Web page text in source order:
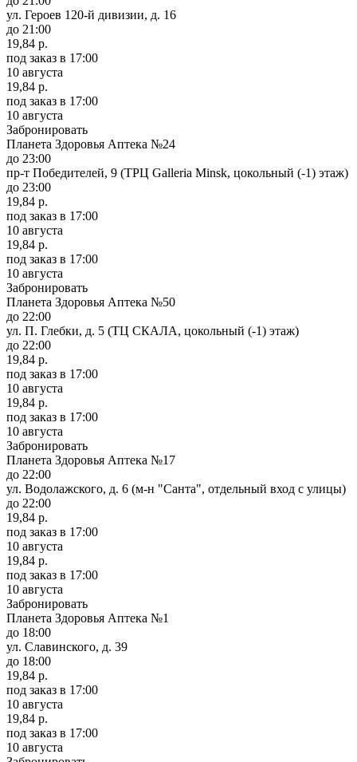
ул. Героев 120-й дивизии, д. 16
до 21:00
19,84 р.
под заказ в 17:00
10 августа
19,84 р.
под заказ в 17:00
10 августа
Забронировать
Планета Здоровья Аптека №24
до 23:00
пр-т Победителей, 9 (ТРЦ Galleria Minsk, цокольный (-1) этаж)
до 23:00
19,84 р.
под заказ в 17:00
10 августа
19,84 р.
под заказ в 17:00
10 августа
Забронировать
Планета Здоровья Аптека №50
до 22:00
ул. П. Глебки, д. 5 (ТЦ СКАЛА, цокольный (-1) этаж)
до 22:00
19,84 р.
под заказ в 17:00
10 августа
19,84 р.
под заказ в 17:00
10 августа
Забронировать
Планета Здоровья Аптека №17
до 22:00
ул. Водолажского, д. 6 (м-н "Санта", отдельный вход с улицы)
до 22:00
19,84 р.
под заказ в 17:00
10 августа
19,84 р.
под заказ в 17:00
10 августа
Забронировать
Планета Здоровья Аптека №1
до 18:00
ул. Славинского, д. 39
до 18:00
19,84 р.
под заказ в 17:00
10 августа
19,84 р.
под заказ в 17:00
10 августа